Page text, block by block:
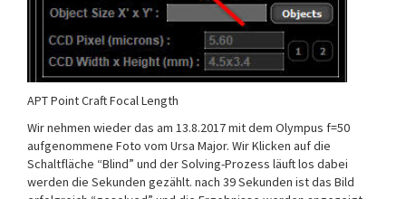
APT Point Craft Focal Length
Wir nehmen wieder das am 13.8.2017 mit dem Olympus f=50
aufgenommene Foto vom Ursa Major. Wir Klicken auf die
Schaltfläche “Blind” und der Solving-Prozess läuft los dabei
werden die Sekunden gezählt. nach 39 Sekunden ist das Bild